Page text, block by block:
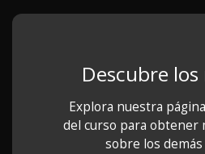
Descubre
Explora nuestra
del curso para obtener
sobre los